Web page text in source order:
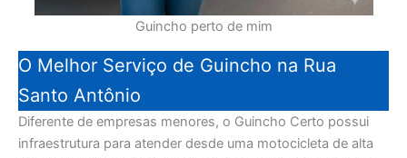
Guincho perto de mim
O Melhor Serviço de Guincho na Rua
Santo Antônio
Diferente de empresas menores, o Guincho Certo possui
infraestrutura para atender desde uma motocicleta de alta